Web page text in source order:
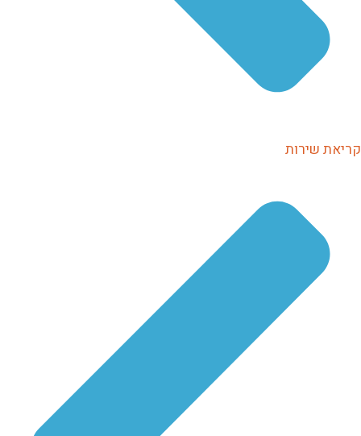
קריאת שירות